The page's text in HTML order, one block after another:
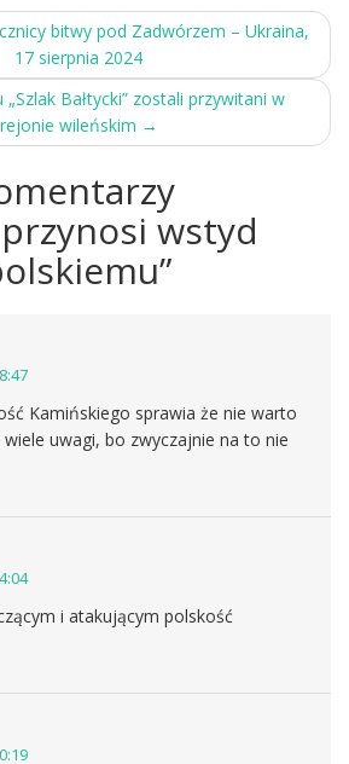
bitwy pod Zadwórzem – Ukraina,
17 sierpnia 2024
Bałtycki” zostali przywitani w
rejonie wileńskim →
wstyd
”
Kamińskiego sprawia że nie warto
uwagi, bo zwyczajnie na to nie
i atakującym polskość